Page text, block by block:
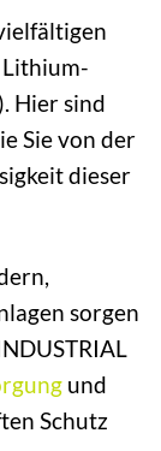
Hier sind
Sie von der
dieser
sorgen
und
Schutz